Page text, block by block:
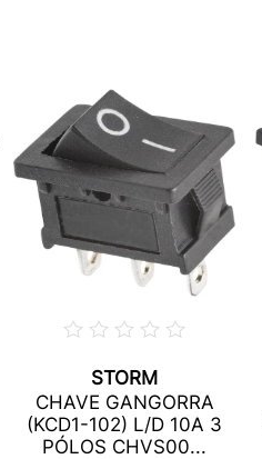
STORM
CHAVE GANGORRA
(KCD1-102) L/D 10A 3
PÓLOS CHVS00...